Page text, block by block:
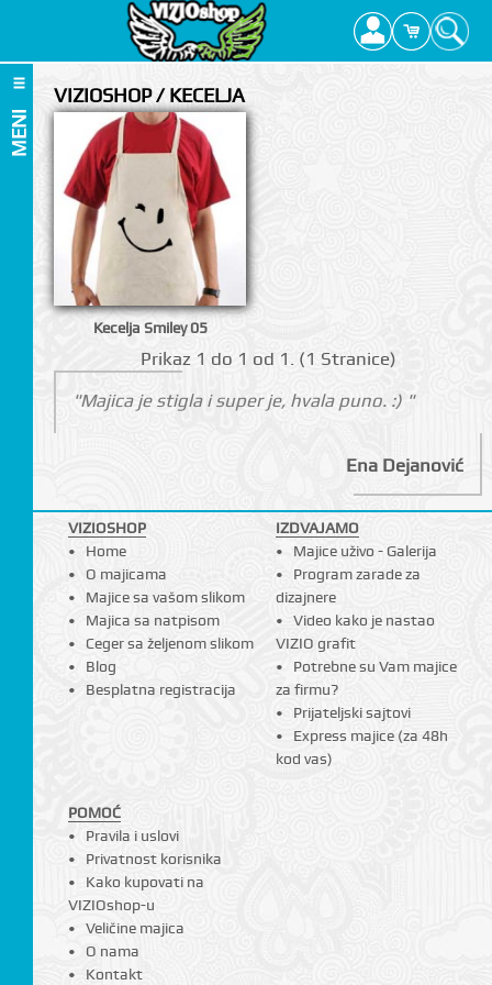
MENI
VIZIOSHOP / KECELJA
Kecelja Smiley 05
Prikаz 1 do 1 оd 1. (1 Strаnicе)
"Majica je stigla i super je, hvala puno. :) "
Ena Dejanović
VIZIOSHOP
Home
O majicama
Majice sa vašom slikom
Majica sa natpisom
Ceger sa željenom slikom
Blog
Besplatna registracija
IZDVAJAMO
Majice uživo - Galerija
Program zarade za
dizajnere
Video kako je nastao
VIZIO grafit
Potrebne su Vam majice
za firmu?
Prijateljski sajtovi
Express majice (za 48h
kod vas)
POMOĆ
Pravila i uslovi
Privatnost korisnika
Kako kupovati na
VIZIOshop-u
Veličine majica
O nama
Kontakt